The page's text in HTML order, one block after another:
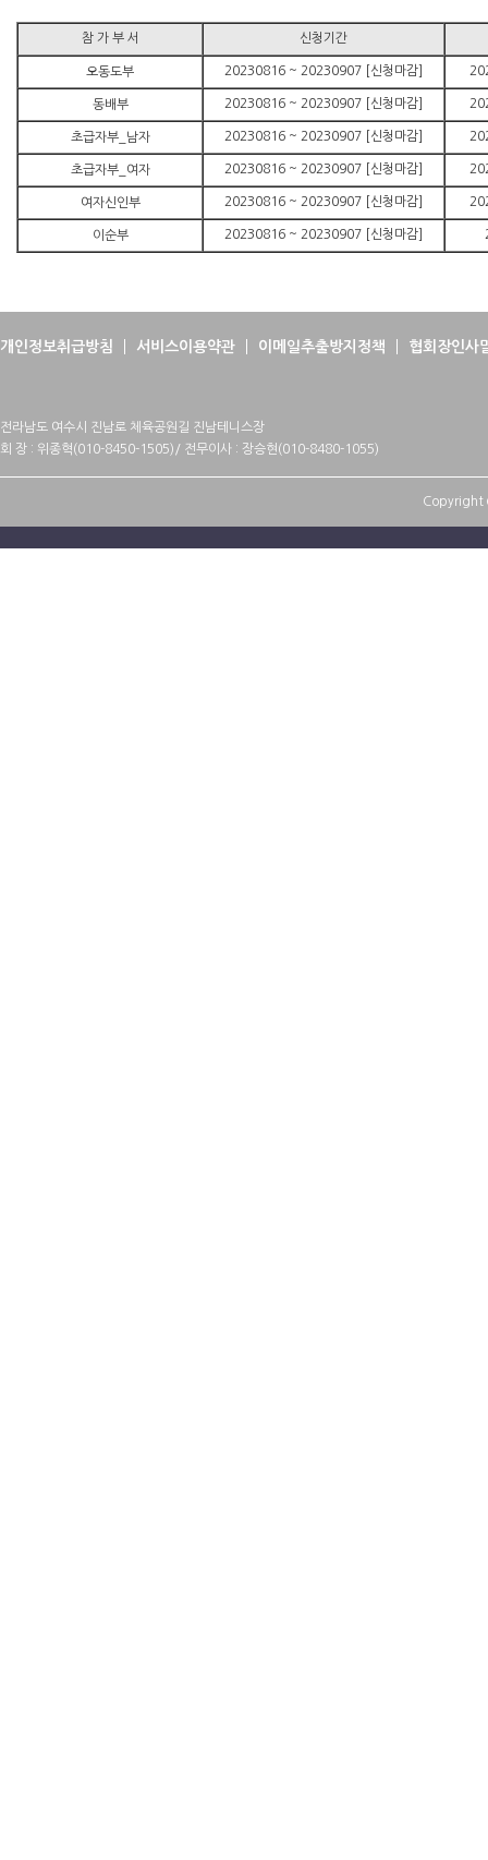
참 가 부 서 신청기간
오동도부 20230816 ~ 20230907 [신청마감]
동배부 20230816 ~ 20230907 [신청마감]
초급자부_남자 20230816 ~ 20230907 [신청마감]
초급자부_여자 20230816 ~ 20230907 [신청마감]
여자신인부 20230816 ~ 20230907 [신청마감]
이순부 20230816 ~ 20230907 [신청마감]
개인정보취급방침 서비스이용약관 이메일추출방지정책 협회장인사
전라남도 여수시 진남로 체육공원길 진남테니스장
회 장 : 위종혁(010-8450-1505)/ 전무이사 : 장승현(010-8480-1055)